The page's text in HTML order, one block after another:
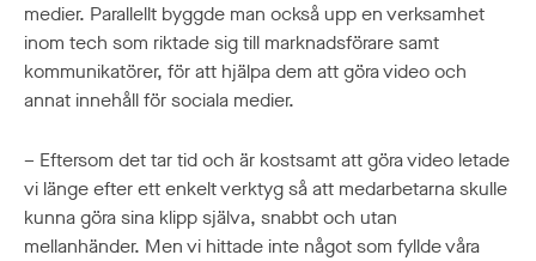
medier. Parallellt byggde man också upp en verksamhet
inom tech som riktade sig till marknadsförare samt
kommunikatörer, för att hjälpa dem att göra video och
annat innehåll för sociala medier.
– Eftersom det tar tid och är kostsamt att göra video letade
vi länge efter ett enkelt verktyg så att medarbetarna skulle
kunna göra sina klipp själva, snabbt och utan
mellanhänder. Men vi hittade inte något som fyllde våra